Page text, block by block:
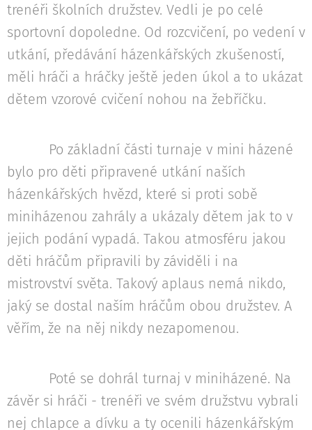
trenéři školních družstev. Vedli je po celé
sportovní dopoledne. Od rozcvičení, po vedení v
utkání, předávání házenkářských zkušeností,
měli hráči a hráčky ještě jeden úkol a to ukázat
dětem vzorové cvičení nohou na žebříčku.
Po základní části turnaje v mini házené
bylo pro děti připravené utkání naších
házenkářských hvězd, které si proti sobě
miniházenou zahrály a ukázaly dětem jak to v
jejich podání vypadá. Takou atmosféru jakou
děti hráčům připravili by záviděli i na
mistrovství světa. Takový aplaus nemá nikdo,
jaký se dostal naším hráčům obou družstev. A
věřím, že na něj nikdy nezapomenou.
Poté se dohrál turnaj v miniházené. Na
závěr si hráči - trenéři ve svém družstvu vybrali
nej chlapce a dívku a ty ocenili házenkářským